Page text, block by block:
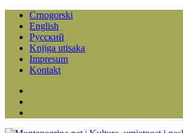
Crnogorski
English
Русский
Knjiga utisaka
Impresum
Kontakt